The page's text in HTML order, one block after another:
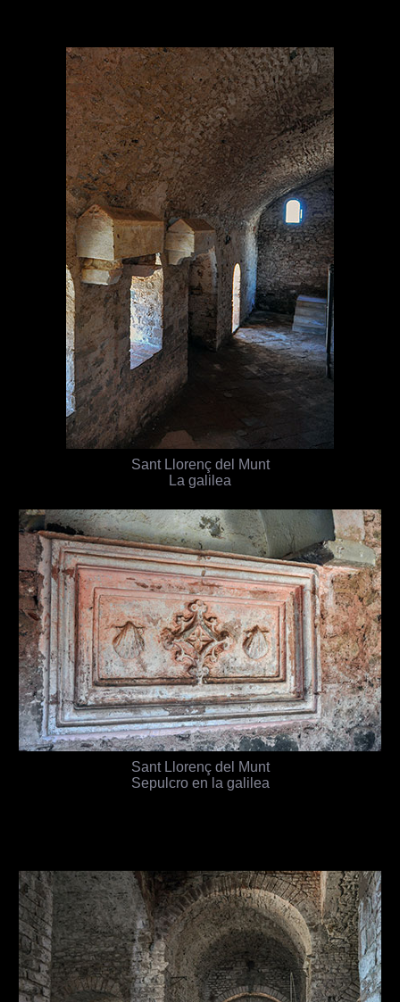
Sant Llorenç del Munt
La galilea
Sant Llorenç del Munt
Sepulcro en la galilea